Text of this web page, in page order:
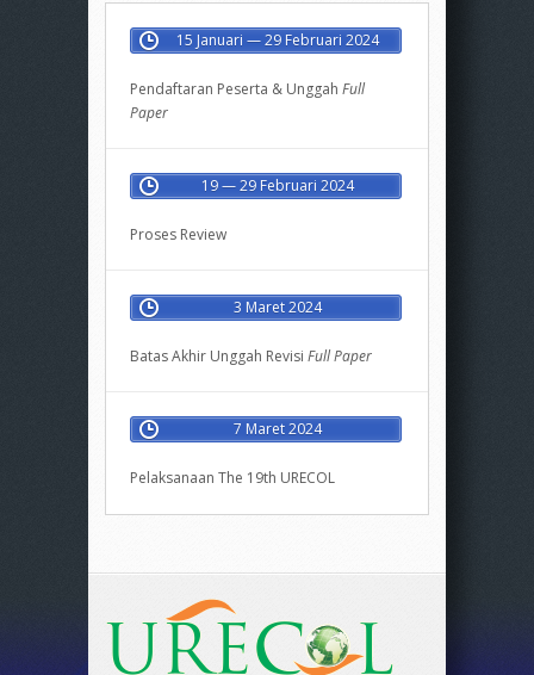
15 Januari — 29 Februari 2024
Pendaftaran Peserta & Unggah Full
Paper
19 — 29 Februari 2024
Proses Review
3 Maret 2024
Batas Akhir Unggah Revisi Full Paper
7 Maret 2024
Pelaksanaan The 19th URECOL